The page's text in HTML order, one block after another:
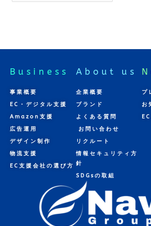
Business
事業概要
EC・デジタル支援
Amazon支援
広告運用
デザイン制作
物流支援
EC支援会社の選び方
About us
企業概要
ブランド
よくある質問
お問い合わせ
リクルート
情報セキュリティ方
針
SDGsの取組
プ
お